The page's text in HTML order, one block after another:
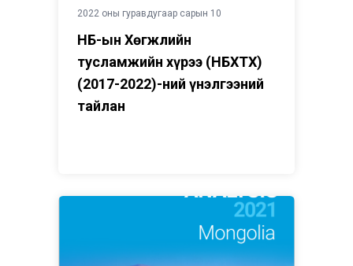
2022 оны гуравдугаар сарын 10
НҮБ-ын Хөгжлийн
тусламжийн хүрээ (НҮБХТХ)
(2017-2022)-ний үнэлгээний
тайлан